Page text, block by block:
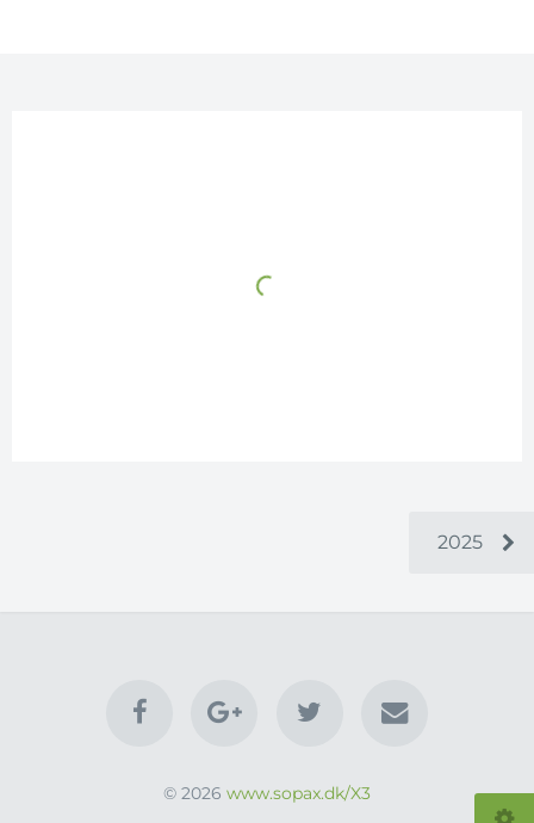
2025
© 2026 www.sopax.dk/X3